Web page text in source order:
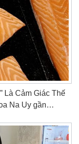
Là Cảm Giác Thế
Na Uy gần…